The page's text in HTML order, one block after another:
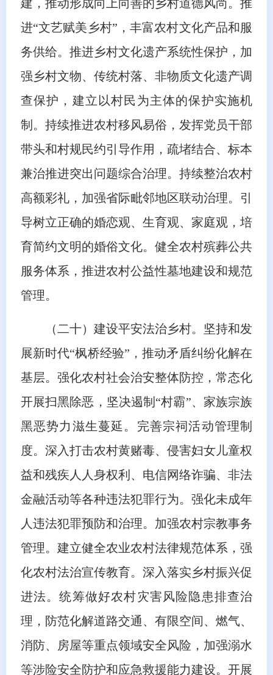
建，推动形成向上向善的乡村道德风尚。推
进“文艺赋美乡村”，丰富农村文化产品和服
务供给。推进乡村文化遗产系统性保护，加
强乡村文物、传统村落、非物质文化遗产调
查保护，建立以村民为主体的保护实施机
制。持续推进农村移风易俗，发挥党员干部
带头和村规民约引导作用，疏堵结合、标本
兼治推进突出问题综合治理。持续整治农村
高额彩礼，加强省际毗邻地区联动治理。引
导树立正确的婚恋观、生育观、家庭观，培
育简约文明的婚俗文化。健全农村殡葬公共
服务体系，推进农村公益性墓地建设和规范
管理。
（二十）建设平安法治乡村。坚持和发
展新时代“枫桥经验”，推动矛盾纠纷化解在
基层。强化农村社会治安整体防控，常态化
开展扫黑除恶，坚决遏制“村霸”、家族宗族
黑恶势力滋生蔓延。完善宗祠活动管理制
度。深入打击农村黄赌毒、侵害妇女儿童权
益和残疾人人身权利、电信网络诈骗、非法
金融活动等各种违法犯罪行为。强化未成年
人违法犯罪预防和治理。加强农村宗教事务
管理。建立健全农业农村法律规范体系，强
化农村法治宣传教育。深入落实乡村振兴促
进法。统筹做好农村灾害风险隐患排查治
理，防范化解道路交通、有限空间、燃气、
消防、房屋等重点领域安全风险，加强溺水
等涉险安全防护和应急救援能力建设。开展